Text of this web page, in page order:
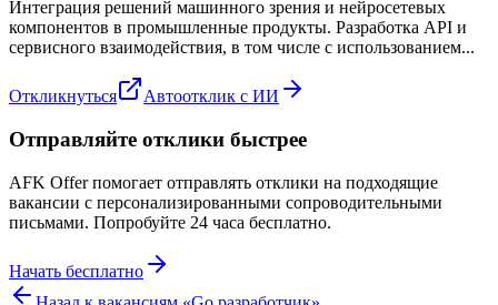
Интеграция решений машинного зрения и нейросетевых
компонентов в промышленные продукты. Разработка API и
сервисного взаимодействия, в том числе с использованием...
Откликнуться Автоотклик с ИИ
Отправляйте отклики быстрее
AFK Offer помогает отправлять отклики на подходящие
вакансии с персонализированными сопроводительными
письмами. Попробуйте 24 часа бесплатно.
Начать бесплатно